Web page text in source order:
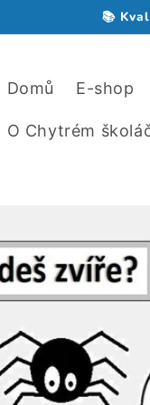
📚
Domů E-shop
O Chytrém